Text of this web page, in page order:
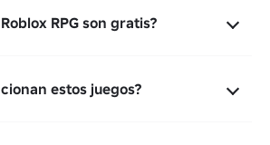
RPG son gratis?
estos juegos?